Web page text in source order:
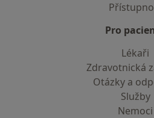
Pro
Lékaři
Zdravotnická
Otázky a
Služby
Nemoci